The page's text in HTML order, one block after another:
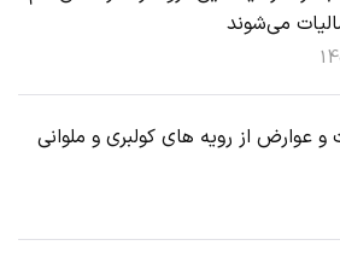
می‌شوند
و عوارض از رویه های کولبری و ملوانی